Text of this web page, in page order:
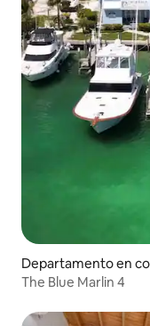
Departamento en
e Cay
The Blue Marlin 4